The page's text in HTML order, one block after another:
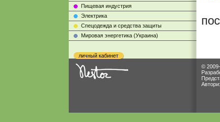
Пищевая индустрия
Электрика
Cпецодежда и средства защиты
Мировая энергетика (Украина)
личный кабинет
©